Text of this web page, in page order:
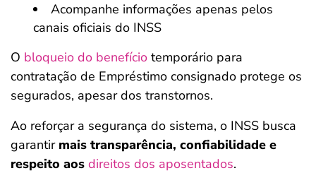
Acompanhe informações apenas pelos
canais oficiais do INSS
O bloqueio do benefício temporário para
contratação de Empréstimo consignado protege os
segurados, apesar dos transtornos.
Ao reforçar a segurança do sistema, o INSS busca
garantir mais transparência, confiabilidade e
respeito aos direitos dos aposentados.